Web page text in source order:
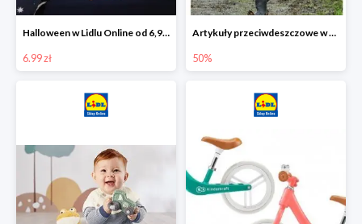
Halloween w Lidlu Online od 6,99 zł
6.99 zł
Artykuły przeciwdeszczowe w Lodilu Online do -50%
50%